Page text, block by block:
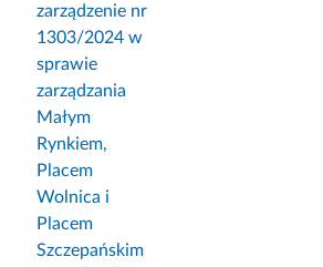
zarządzenie nr
1303/2024 w
sprawie
zarządzania
Małym
Rynkiem,
Placem
Wolnica i
Placem
Szczepańskim